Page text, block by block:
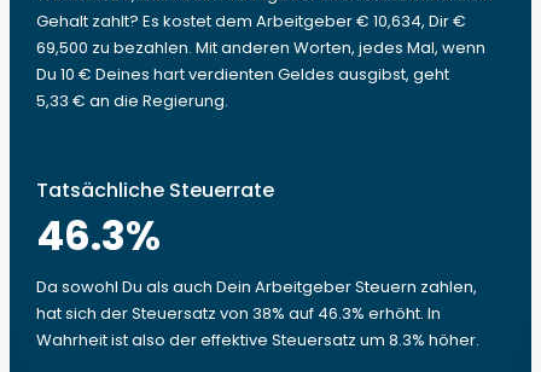
Gehalt zahlt? Es kostet dem Arbeitgeber € 10,634, Dir €
69,500 zu bezahlen. Mit anderen Worten, jedes Mal, wenn
Du 10 € Deines hart verdienten Geldes ausgibst, geht
5,33 € an die Regierung.
Tatsächliche Steuerrate
46.3%
Da sowohl Du als auch Dein Arbeitgeber Steuern zahlen,
hat sich der Steuersatz von 38% auf 46.3% erhöht. In
Wahrheit ist also der effektive Steuersatz um 8.3% höher.